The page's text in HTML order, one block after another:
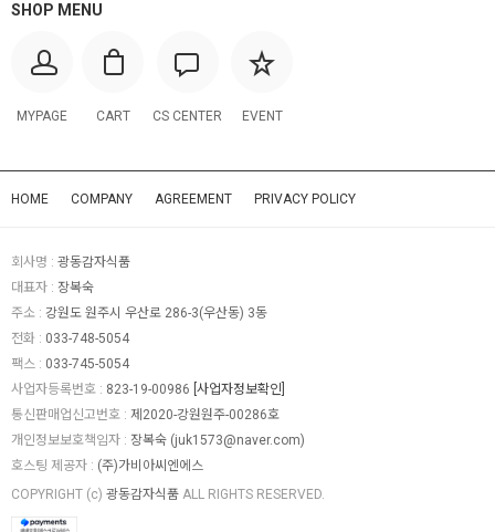
SHOP MENU
MYPAGE CART CS CENTER EVENT
HOME COMPANY AGREEMENT PRIVACY POLICY
회사명 : 광동감자식품
대표자 : 장복숙
주소 : 강원도 원주시 우산로 286-3(우산동) 3동
전화 : 033-748-5054
팩스 : 033-745-5054
사업자등록번호 : 823-19-00986 [사업자정보확인]
통신판매업신고번호 : 제2020-강원원주-00286호
개인정보보호책임자 : 장복숙 (juk1573@naver.com)
호스팅 제공자 : (주)가비아씨엔에스
COPYRIGHT (c) 광동감자식품 ALL RIGHTS RESERVED.